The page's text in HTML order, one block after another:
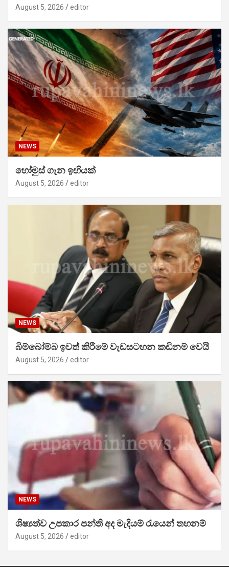
August 5, 2026 editor
NEWS
හෝමුස් ගැන ඉඟියක්
August 5, 2026 editor
NEWS
බිම්බෝම්බ ඉවත් කිරීමේ වැඩසටහන කඩිනම් වෙයි
August 5, 2026 editor
NEWS
ශිෂ්‍යත්ව උපකාර පන්ති අද මැදියම් රැයෙන් තහනම්
August 5, 2026 editor